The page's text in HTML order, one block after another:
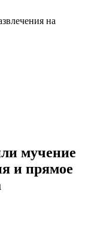
на
мучение
и прямое